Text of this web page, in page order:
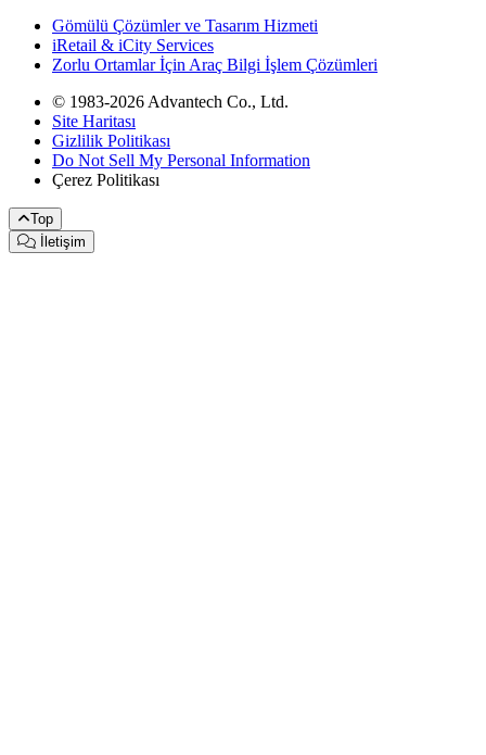
Gömülü Çözümler ve Tasarım Hizmeti
iRetail & iCity Services
Zorlu Ortamlar İçin Araç Bilgi İşlem Çözümleri
© 1983-2026 Advantech Co., Ltd.
Site Haritası
Gizlilik Politikası
Do Not Sell My Personal Information
Çerez Politikası
Top
İletişim